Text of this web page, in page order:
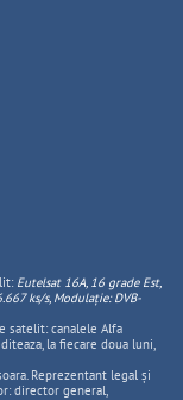
Eutelsat 16A, 16 grade Est,
ks/s, Modulație: DVB-
satelit: canalele Alfa
la fiecare doua luni,
Reprezentant legal și
director general,